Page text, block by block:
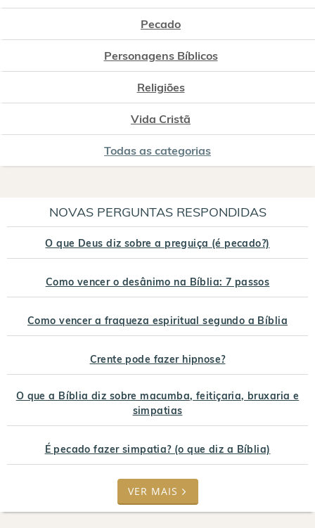
Pecado
Personagens Bíblicos
Religiões
Vida Cristã
Todas as categorias
NOVAS PERGUNTAS RESPONDIDAS
O que Deus diz sobre a preguiça (é pecado?)
Como vencer o desânimo na Bíblia: 7 passos
Como vencer a fraqueza espiritual segundo a Bíblia
Crente pode fazer hipnose?
O que a Bíblia diz sobre macumba, feitiçaria, bruxaria e
simpatias
É pecado fazer simpatia? (o que diz a Bíblia)
VER MAIS